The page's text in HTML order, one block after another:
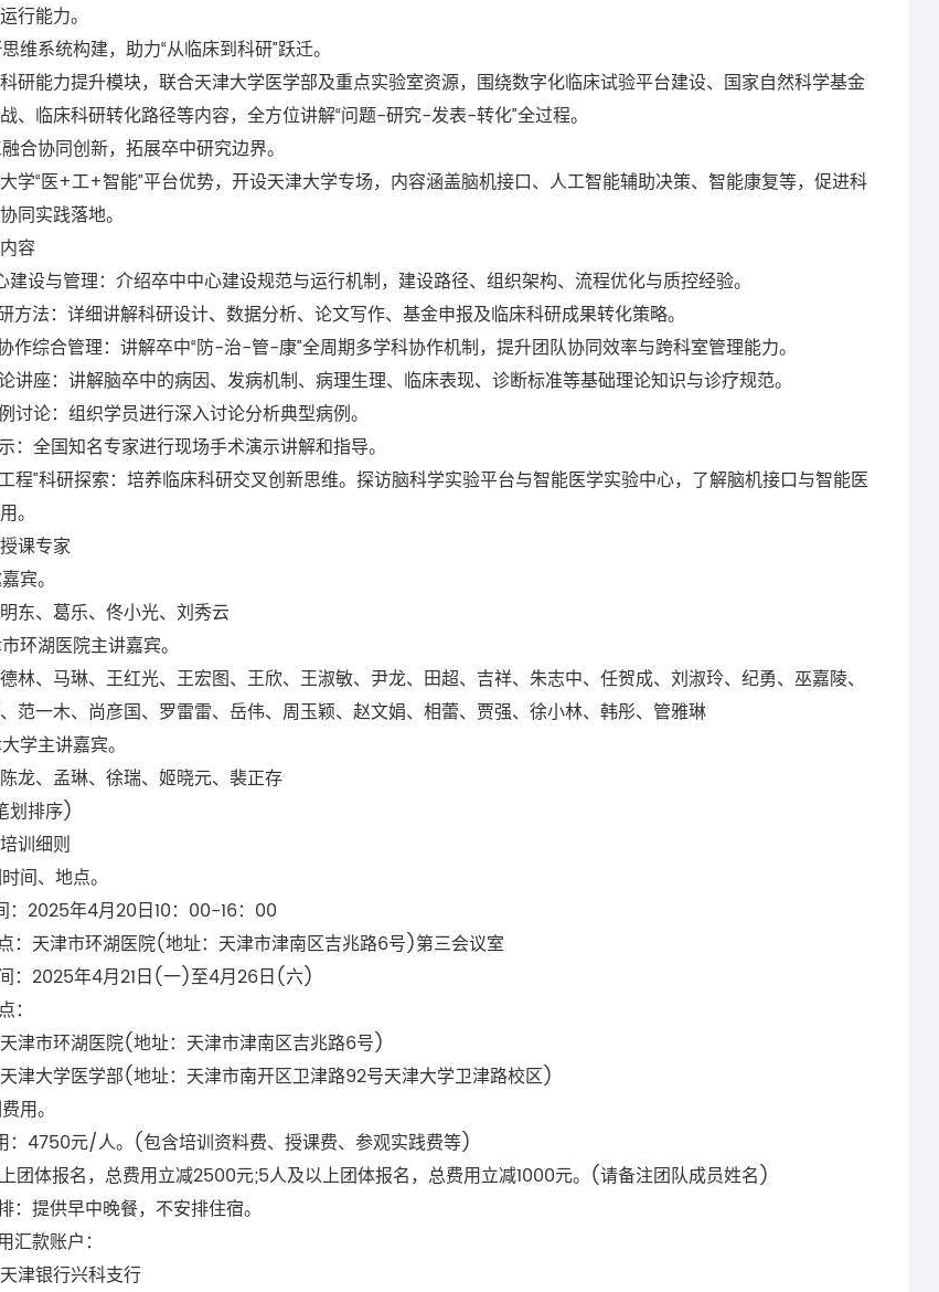
行能力。
系统构建，助力“从临床到科研”跃迁。
能力提升模块，联合天津大学医学部及重点实验室资源，围绕数字化临床试验平台建设、国家自然科学基金
、临床科研转化路径等内容，全方位讲解“问题-研究-发表-转化”全过程。
协同创新，拓展卒中研究边界。
“医+工+智能”平台优势，开设天津大学专场，内容涵盖脑机接口、人工智能辅助决策、智能康复等，促进科
同实践落地。
容
设与管理：介绍卒中中心建设规范与运行机制，建设路径、组织架构、流程优化与质控经验。
法：详细讲解科研设计、数据分析、论文写作、基金申报及临床科研成果转化策略。
综合管理：讲解卒中“防-治-管-康”全周期多学科协作机制，提升团队协同效率与跨科室管理能力。
座：讲解脑卒中的病因、发病机制、病理生理、临床表现、诊断标准等基础理论知识与诊疗规范。
论：组织学员进行深入讨论分析典型病例。
全国知名专家进行现场手术演示讲解和指导。
”科研探索：培养临床科研交叉创新思维。探访脑科学实验平台与智能医学实验中心，了解脑机接口与智能医
。
课专家
。
、葛乐、佟小光、刘秀云
湖医院主讲嘉宾。
、马琳、王红光、王宏图、王欣、王淑敏、尹龙、田超、吉祥、朱志中、任贺成、刘淑玲、纪勇、巫嘉陵、
范一木、尚彦国、罗雷雷、岳伟、周玉颖、赵文娟、相蕾、贾强、徐小林、韩彤、管雅琳
主讲嘉宾。
、孟琳、徐瑞、姬晓元、裴正存
排序)
训细则
、地点。
2025年4月20日10：00-16：00
天津市环湖医院(地址：天津市津南区吉兆路6号)第三会议室
2025年4月21日(一)至4月26日(六)
市环湖医院(地址：天津市津南区吉兆路6号)
大学医学部(地址：天津市南开区卫津路92号天津大学卫津路校区)
。
4750元/人。(包含培训资料费、授课费、参观实践费等)
体报名，总费用立减2500元;5人及以上团体报名，总费用立减1000元。(请备注团队成员姓名)
提供早中晚餐，不安排住宿。
款账户：
银行兴科支行